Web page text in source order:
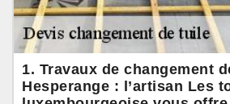
1. Travaux de changement
Hesperange : l’artisan Les